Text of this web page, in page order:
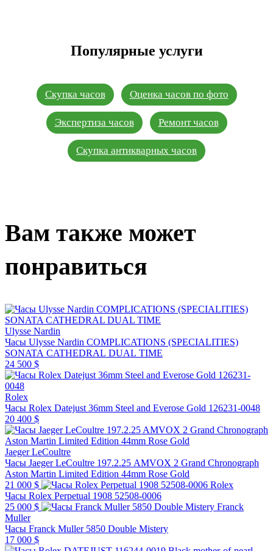
Популярные услуги
Скупка часов Оценка часов по фото
Экспертиза часов Ремонт часов
Скупка антикварных часов
Вам также может
понравиться
Ulysse Nardin
Часы Ulysse Nardin COMPLICATIONS (SPECIALITIES)
SONATA CATHEDRAL DUAL TIME
24 500 $
Rolex
Часы Rolex Datejust 36mm Steel and Everose Gold 126231-0048
20 400 $
Jaeger LeCoultre
Часы Jaeger LeCoultre 197.2.25 AMVOX 2 Grand Chronograph
Aston Martin Limited Edition 44mm Rose Gold
21 000 $
Rolex
Часы Rolex Perpetual 1908 52508-0006
25 000 $
Franck
Muller
Часы Franck Muller 5850 Double Mistery
17 000 $